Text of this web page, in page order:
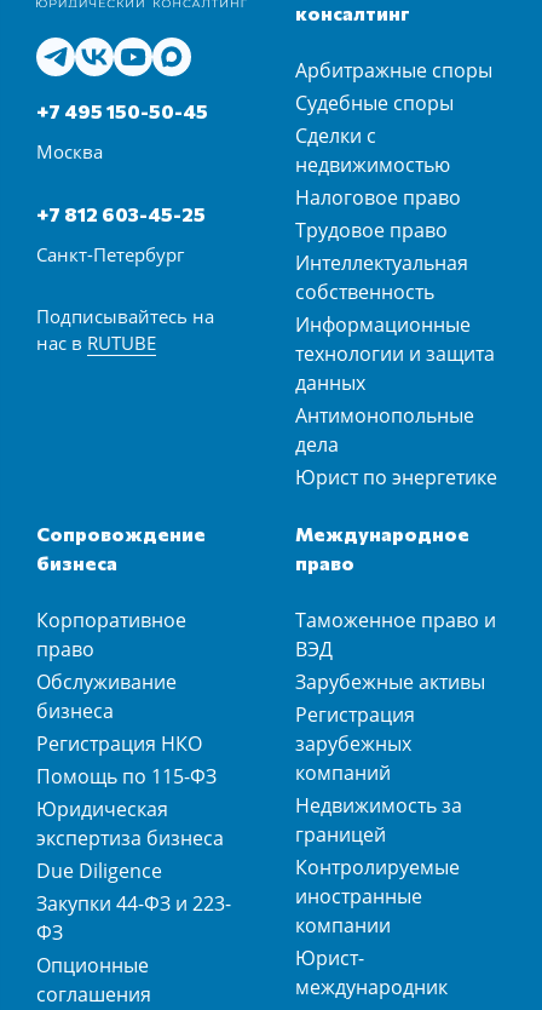
+7 495 150-50-45
Москва
+7 812 603-45-25
Санкт-Петербург
Подписывайтесь на
нас в RUTUBE
консалтинг
Арбитражные споры
Судебные споры
Сделки с
недвижимостью
Налоговое право
Трудовое право
Интеллектуальная
собственность
Информационные
технологии и защита
данных
Антимонопольные
дела
Юрист по энергетике
Сопровождение
бизнеса
Корпоративное
право
Обслуживание
бизнеса
Регистрация НКО
Помощь по 115-ФЗ
Юридическая
экспертиза бизнеса
Due Diligence
Закупки 44-ФЗ и 223-
ФЗ
Опционные
соглашения
Международное
право
Таможенное право и
ВЭД
Зарубежные активы
Регистрация
зарубежных
компаний
Недвижимость за
границей
Контролируемые
иностранные
компании
Юрист-
международник